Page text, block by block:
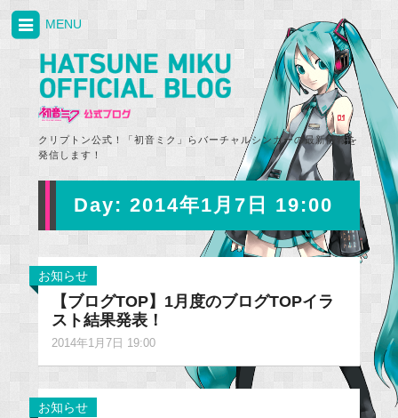
クリプトン公式！「初音ミク」らバーチャルシンガーの最新情報を
発信します！
MENU
Day: 2014年1月7日 19:00
お知らせ
【ブログTOP】1月度のブログTOPイラ
スト結果発表！
2014年1月7日 19:00
お知らせ